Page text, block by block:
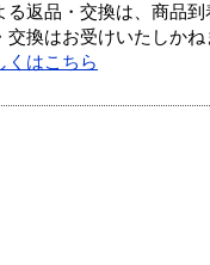
る返品・交換は、商品
換はお受けいたしかね
くはこちら